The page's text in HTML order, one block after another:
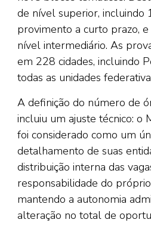
de nível superior, incluindo
provimento a curto prazo,
nível intermediário. As
em 228 cidades, incluindo
todas as unidades
A definição do número de
incluiu um ajuste técnico: o
foi considerado como um
detalhamento de suas
distribuição interna das
responsabilidade do
mantendo a autonomia
alteração no total de